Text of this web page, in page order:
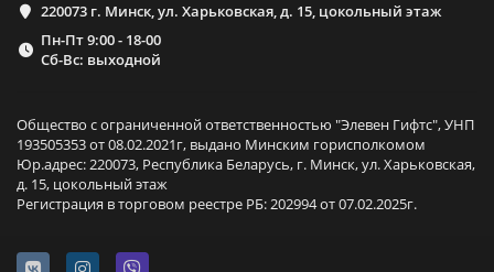
220073 г. Минск, ул. Харьковская, д. 15, цокольный этаж
Пн-Пт 9:00 - 18-00
Сб-Вс: выходной
Общество с ограниченной ответственностью "Элевен Гифтс", УНП
193505353 от 08.02.2021г, выдано Минским горисполкомом
Юр.адрес: 220073, Республика Беларусь, г. Минск, ул. Харьковская,
д. 15, цокольный этаж
Регистрация в торговом реестре РБ: 202994 от 07.02.2025г.